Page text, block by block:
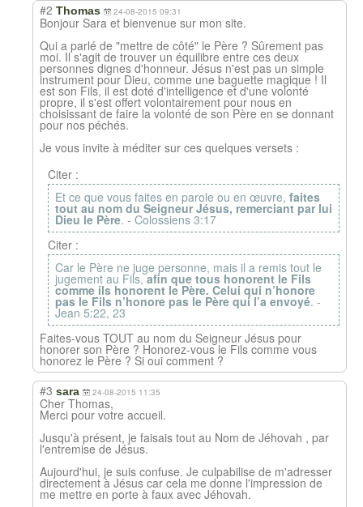
#2 Thomas 24-08-2015 09:31
Bonjour Sara et bienvenue sur mon site.
Qui a parlé de "mettre de côté" le Père ? Sûrement pas
moi. Il s'agit de trouver un équilibre entre ces deux
personnes dignes d'honneur. Jésus n'est pas un simple
instrument pour Dieu, comme une baguette magique ! Il
est son Fils, il est doté d'intelligence et d'une volonté
propre, il s'est offert volontairement pour nous en
choisissant de faire la volonté de son Père en se donnant
pour nos péchés.
Je vous invite à méditer sur ces quelques versets :
Citer :
Et ce que vous faites en parole ou en œuvre, faites
tout au nom du Seigneur Jésus, remerciant par lui
Dieu le Père. - Colossiens 3:17
Citer :
Car le Père ne juge personne, mais il a remis tout le
jugement au Fils,afin que tous honorent le Fils
comme ils honorent le Père. Celui qui n’honore
pas le Fils n’honore pas le Père qui l’a envoyé. -
Jean 5:22, 23
Faites-vous TOUT au nom du Seigneur Jésus pour
honorer son Père ? Honorez-vous le Fils comme vous
honorez le Père ? Si oui comment ?
#3 sara 24-08-2015 11:35
Cher Thomas,
Merci pour votre accueil.
Jusqu'à présent, je faisais tout au Nom de Jéhovah , par
l'entremise de Jésus.
Aujourd'hui, je suis confuse. Je culpabilise de m'adresser
directement à Jésus car cela me donne l'impression de
me mettre en porte à faux avec Jéhovah.